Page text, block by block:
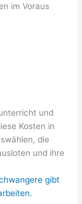
im Voraus
und
Kosten in
die
und ihre
gibt